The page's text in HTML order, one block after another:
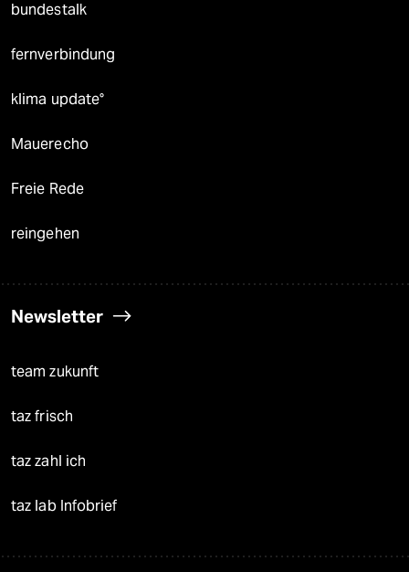
bundestalk
fernverbindung
klima update°
Mauerecho
Freie Rede
reingehen
Newsletter
team zukunft
taz frisch
taz zahl ich
taz lab Infobrief